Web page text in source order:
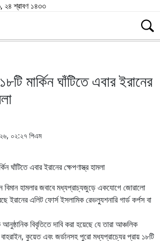
২৪ শ্রাবণ ১৪৩৩
মার্কিন ঘাঁটিতে এবার ইরানের
০২:২৭ পিএম
বিমান হামলার জবাবে মধ্যপ্রাচ্যজুড়ে একযোগে জোরালো
ইরানের এলিট ফোর্স ইসলামিক রেভল্যুশনারি গার্ড কর্পস বা
বিবৃতিতে দাবি করা হয়েছে যে তারা আঞ্চলিক
বাহরাইন, কুয়েত এবং জর্ডানসহ পুরো মধ্যপ্রাচ্যের প্রায় ১৮টি